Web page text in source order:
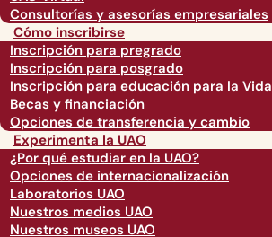
Consultorías y asesorías empresariales
Cómo inscribirse
Inscripción para pregrado
Inscripción para posgrado
Inscripción para educación para la Vida
Becas y financiación
Opciones de transferencia y cambio
Experimenta la UAO
¿Por qué estudiar en la UAO?
Opciones de internacionalización
Laboratorios UAO
Nuestros medios UAO
Nuestros museos UAO